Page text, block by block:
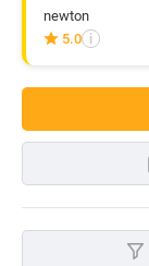
newton
5.0 i